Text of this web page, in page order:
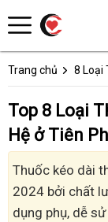
Trang chủ 8 Loại
Top 8 Loại
Hệ ở Tiên
Thuốc kéo dài
2024 bởi chất
dụng phụ, dễ